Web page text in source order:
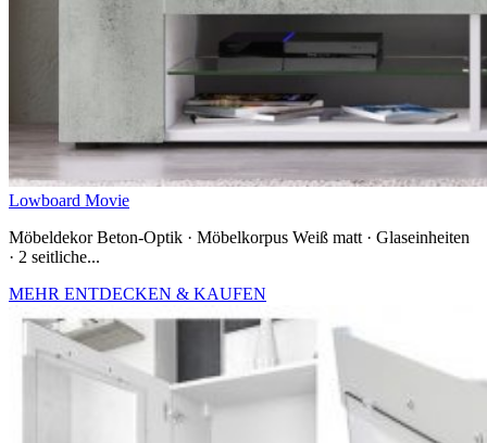
Lowboard Movie
Möbeldekor Beton-Optik · Möbelkorpus Weiß matt · Glaseinheiten
· 2 seitliche...
MEHR ENTDECKEN & KAUFEN